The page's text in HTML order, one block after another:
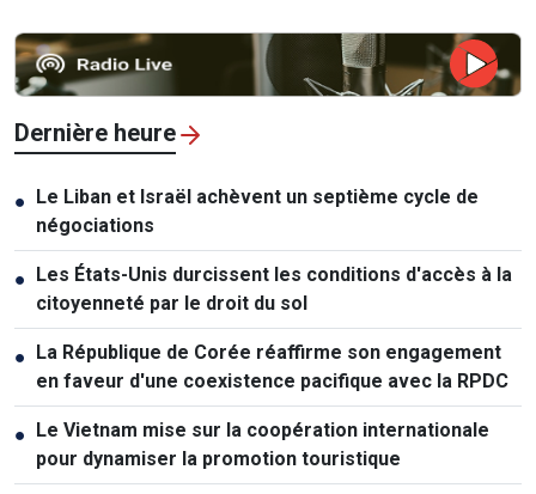
Dernière heure
● Le Liban et Israël achèvent un septième cycle de
négociations
● Les États-Unis durcissent les conditions d'accès à la
citoyenneté par le droit du sol
● La République de Corée réaffirme son engagement
en faveur d'une coexistence pacifique avec la RPDC
● Le Vietnam mise sur la coopération internationale
pour dynamiser la promotion touristique